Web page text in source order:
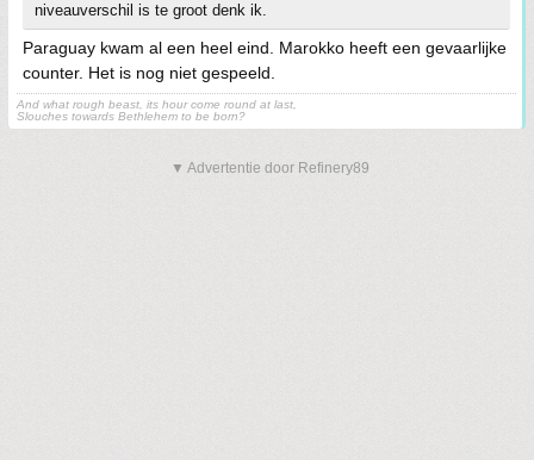
niveauverschil is te groot denk ik.
Paraguay kwam al een heel eind. Marokko heeft een gevaarlijke
counter. Het is nog niet gespeeld.
And what rough beast, its hour come round at last,
Slouches towards Bethlehem to be born?
▼ Advertentie door Refinery89